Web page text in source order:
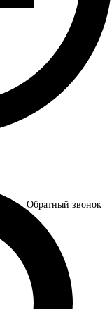
Обратный звонок